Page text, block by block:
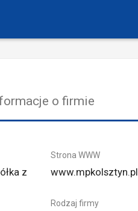
o firmie
z
Strona WWW
www.mpkolsztyn.pl
Rodzaj firmy